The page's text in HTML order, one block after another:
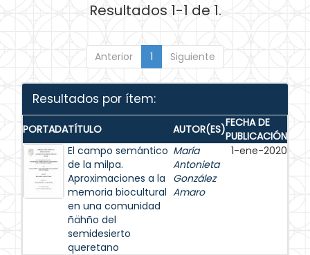
Resultados 1-1 de 1.
Anterior 1 Siguiente
Resultados por ítem:
PORTADATÍTULO AUTOR(ES)FECHA DE
PUBLICACIÓN
El campo semántico
de la milpa.
Aproximaciones a la
memoria biocultural
en una comunidad
ñähño del
semidesierto
queretano
María
Antonieta
González
Amaro
1-ene-2020